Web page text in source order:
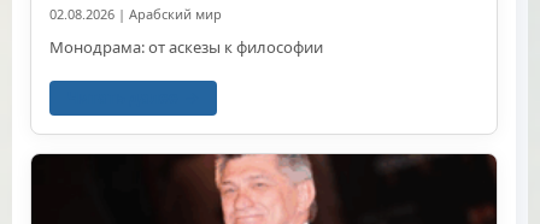
02.08.2026 | Арабский мир
Монодрама: от аскезы к философии